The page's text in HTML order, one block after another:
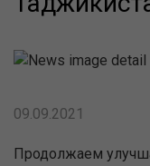
09.09.2021
Продолжаем